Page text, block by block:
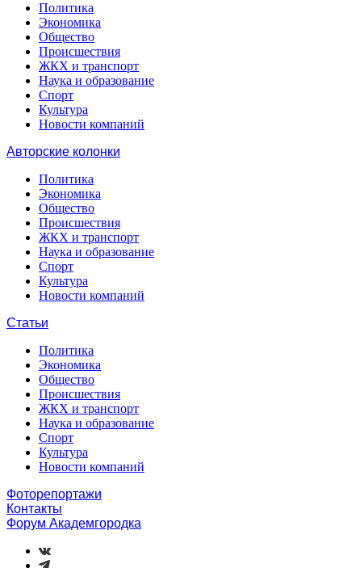
Политика
Экономика
Общество
Происшествия
ЖКХ и транспорт
Наука и образование
Спорт
Культура
Новости компаний
Авторские колонки
Политика
Экономика
Общество
Происшествия
ЖКХ и транспорт
Наука и образование
Спорт
Культура
Новости компаний
Статьи
Политика
Экономика
Общество
Происшествия
ЖКХ и транспорт
Наука и образование
Спорт
Культура
Новости компаний
Фоторепортажи
Контакты
Форум Академгородка